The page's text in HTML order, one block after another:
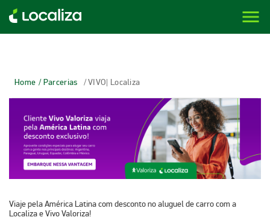
LOCALIZA ALUGUEL DE CARROS | LOCALIZA menu
Home / Parcerias / VIVO| Localiza
Viaje pela América Latina com desconto no aluguel de carro com a
Localiza e Vivo Valoriza!